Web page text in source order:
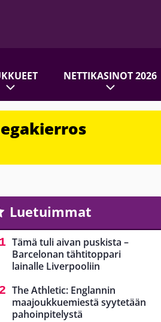
NETTIKASINOT 2026
Luetuimmat
Tämä tuli aivan puskista –
Barcelonan tähtitoppari
lainalle Liverpooliin
The Athletic: Englannin
maajoukkuemiestä syytetään
pahoinpitelystä